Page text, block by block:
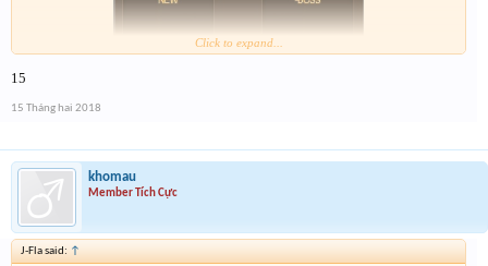
Nay là cả event hôm qua lun nên mỗi giải sẽ có 2 lần
nhé . Tổng 6 slot trúng cho event cuối cùng của năm
Click to expand...
15
15 Tháng hai 2018
khomau
Member Tích Cực
J-Fla said: ↑